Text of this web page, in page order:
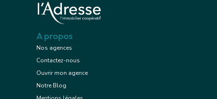
A propos
Nos agences
Contactez-nous
Ouvrir mon agence
Notre Blog